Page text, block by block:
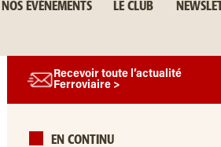
NOS ÉVÉNEMENTS LE CLUB
Recevoir toute l’actualité
Ferroviaire >
EN CONTINU